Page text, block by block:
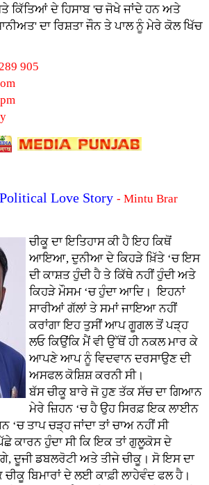
ਕਿੱਤਿਆਂ ਦੇ ਹਿਸਾਬ 'ਚ ਜੋਖੇ ਜਾਂਦੇ ਹਨ ਅਤੇ
ਦਾ ਰਿਸ਼ਤਾ ਜੌਨ ਤੇ ਪਾਲ ਨੂੰ ਮੇਰੇ ਕੋਲ ਖਿੱਚ
905
Love Story - Mintu Brar
ਚੀਕੂ ਦਾ ਇਤਿਹਾਸ ਕੀ ਹੈ ਇਹ ਕਿਥੋਂ
ਆਇਆ, ਦੁਨੀਆ ਦੇ ਕਿਹੜੇ ਖ਼ਿੱਤੇ ‘ਚ ਇਸ
ਦੀ ਕਾਸ਼ਤ ਹੁੰਦੀ ਹੈ ਤੇ ਕਿੱਥੇ ਨਹੀਂ ਹੁੰਦੀ ਅਤੇ
ਕਿਹੜੇ ਮੌਸਮ ‘ਚ ਹੁੰਦਾ ਆਦਿ। ਇਹਨਾਂ
ਸਾਰੀਆਂ ਗੱਲਾਂ ਤੇ ਸਮਾਂ ਜਾਇਆ ਨਹੀਂ
ਕਰਾਂਗਾ ਇਹ ਤੁਸੀਂ ਆਪ ਗੂਗਲ ਤੋਂ ਪੜ੍ਹ
ਲਓ ਕਿਉਂਕਿ ਮੈਂ ਵੀ ਉੱਥੋਂ ਹੀ ਨਕਲ ਮਾਰ ਕੇ
ਆਪਣੇ ਆਪ ਨੂੰ ਵਿਦਵਾਨ ਦਰਸਾਉਣ ਦੀ
ਅਸਫਲ ਕੋਸ਼ਿਸ਼ ਕਰਨੀ ਸੀ।
ਬੱਸ ਚੀਕੂ ਬਾਰੇ ਜੋ ਹੁਣ ਤੱਕ ਸੱਚ ਦਾ ਗਿਆਨ
ਮੇਰੇ ਜ਼ਿਹਨ ‘ਚ ਹੈ ਉਹ ਸਿਰਫ਼ ਇਕ ਲਾਈਨ
‘ਚ ਤਾਪ ਚੜ੍ਹ ਜਾਂਦਾ ਤਾਂ ਚਾਅ ਨਹੀਂ ਸੀ
ਕਾਰਨ ਹੁੰਦਾ ਸੀ ਕਿ ਇਕ ਤਾਂ ਗੁਲੂਕੋਸ ਦੇ
ਦੂਜੀ ਡਬਲਰੋਟੀ ਅਤੇ ਤੀਜੇ ਚੀਕੂ। ਸੋ ਇਸ ਦਾ
ਬਿਮਾਰਾਂ ਦੇ ਲਈ ਕਾਫ਼ੀ ਲਾਹੇਵੰਦ ਫਲ ਹੈ।